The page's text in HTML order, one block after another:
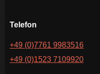
Telefon
+49 (0)7761 9983516
+49 (0)1523 7109920